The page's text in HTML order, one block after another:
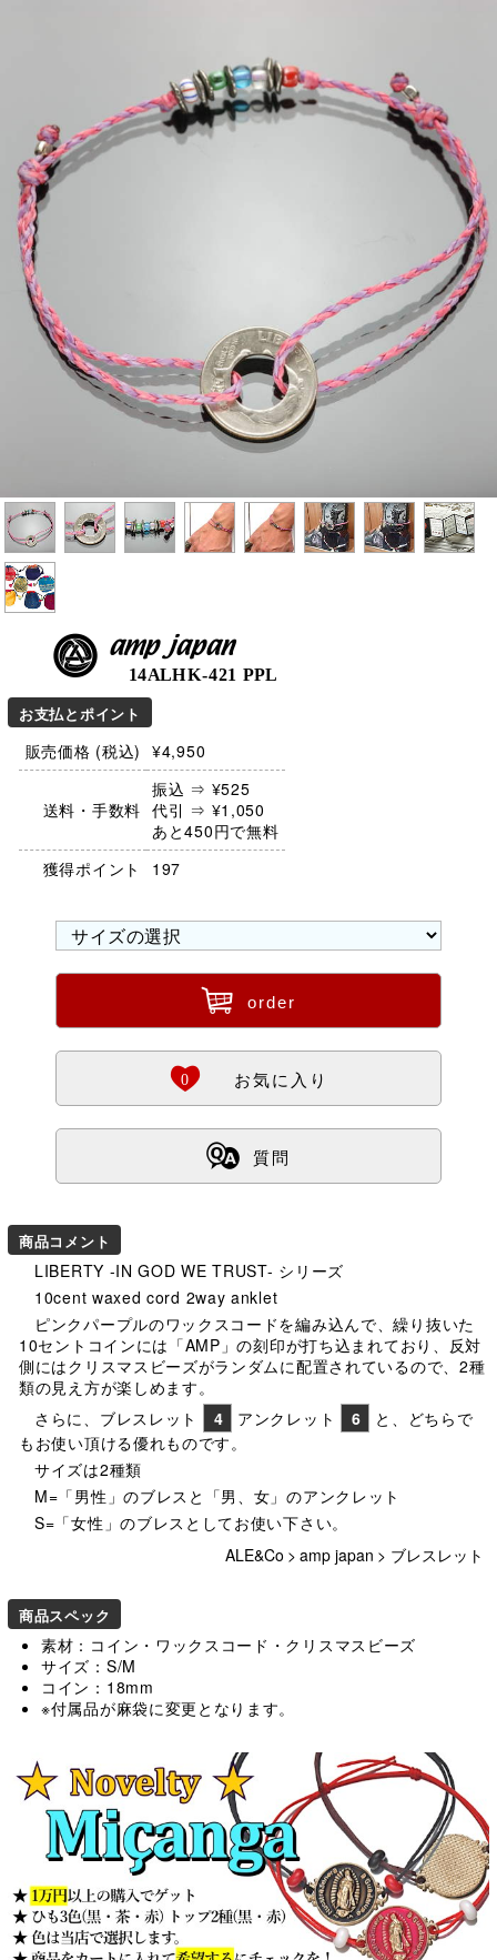
amp japan
14ALHK-421 PPL
お支払とポイント
販売価格 (税込) ¥4,950
送料・手数料
振込 ⇒ ¥525
代引 ⇒ ¥1,050
あと450円で無料
獲得ポイント
197
ü order
Ö
0 お気に入り
ß 質問
商品コメント
LIBERTY -IN GOD WE TRUST- シリーズ
10cent waxed cord 2way anklet
ピンクパープルのワックスコードを編み込んで、繰り抜いた
10セントコインには「AMP」の刻印が打ち込まれており、反対
側にはクリスマスビーズがランダムに配置されているので、2種
類の見え方が楽しめます。
さらに、ブレスレット
4 アンクレット 6
と、どちらで
もお使い頂ける優れものです。
サイズは2種類
M=「男性」のブレスと「男、女」のアンクレット
S=「女性」のブレスとしてお使い下さい。
ALE&Co > amp japan > ブレスレット
商品スペック
素材：コイン・ワックスコード・クリスマスビーズ
サイズ：S/M
コイン：18mm
※付属品が麻袋に変更となります。